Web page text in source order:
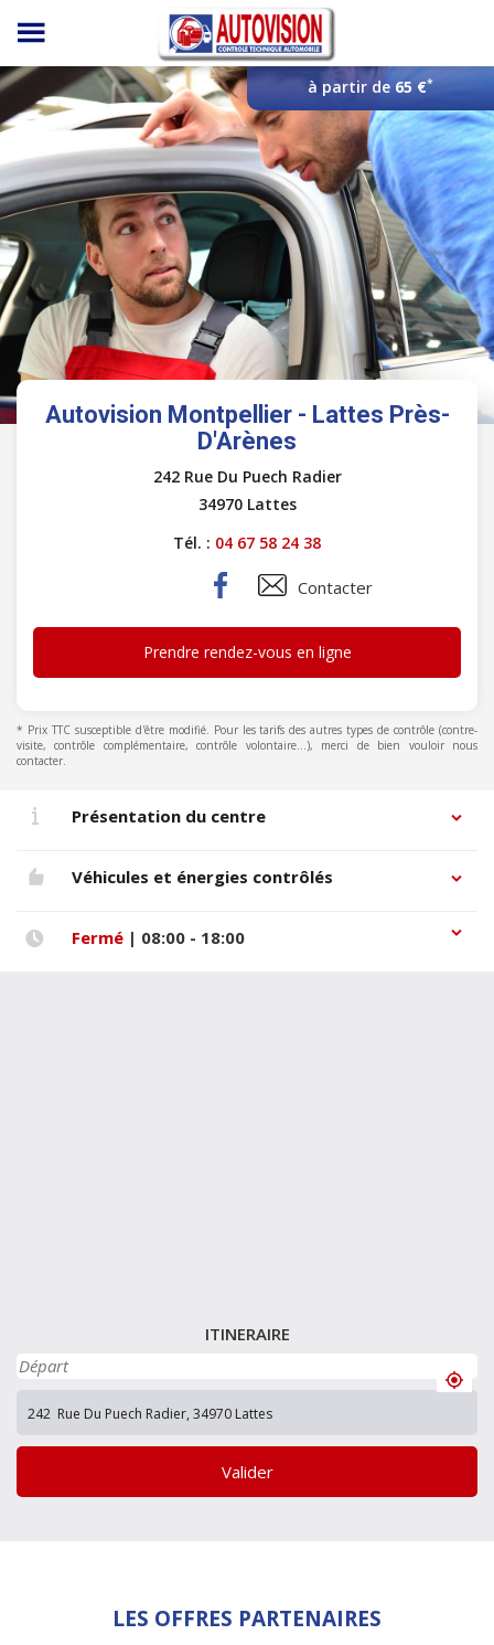
Panneau de gestion des cookies
à partir de 65 €*
Autovision Montpellier - Lattes Près-
D'Arènes
242 Rue Du Puech Radier
34970 Lattes
Tél. : 04 67 58 24 38
Contacter
Prendre rendez-vous en ligne
* Prix TTC susceptible d'être modifié. Pour les tarifs des autres types de contrôle (contre-
visite, contrôle complémentaire, contrôle volontaire...), merci de bien vouloir nous
contacter.
Présentation du centre
Véhicules et énergies contrôlés
Fermé| 08:00 - 18:00
ITINERAIRE
Valider
LES OFFRES PARTENAIRES